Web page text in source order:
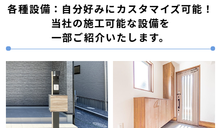
各種設備：自分好みにカスタマイズ可能！
当社の施工可能な設備を
一部ご紹介いたします。